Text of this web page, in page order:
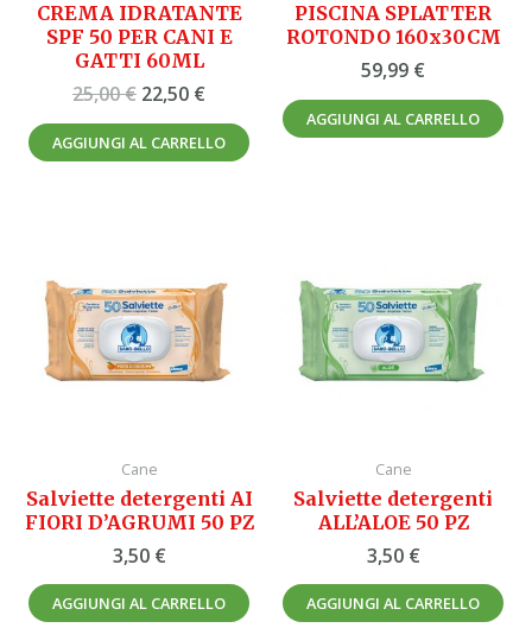
CREMA IDRATANTE
SPF 50 PER CANI E
GATTI 60ML
25,00€ 22,50 €
AGGIUNGI AL CARRELLO
PISCINA SPLATTER
ROTONDO 160x30CM
59,99 €
AGGIUNGI AL CARRELLO
Cane
Salviette detergenti AI
FIORI D’AGRUMI 50 PZ
3,50 €
AGGIUNGI AL CARRELLO
Cane
Salviette detergenti
ALL’ALOE 50 PZ
3,50 €
AGGIUNGI AL CARRELLO